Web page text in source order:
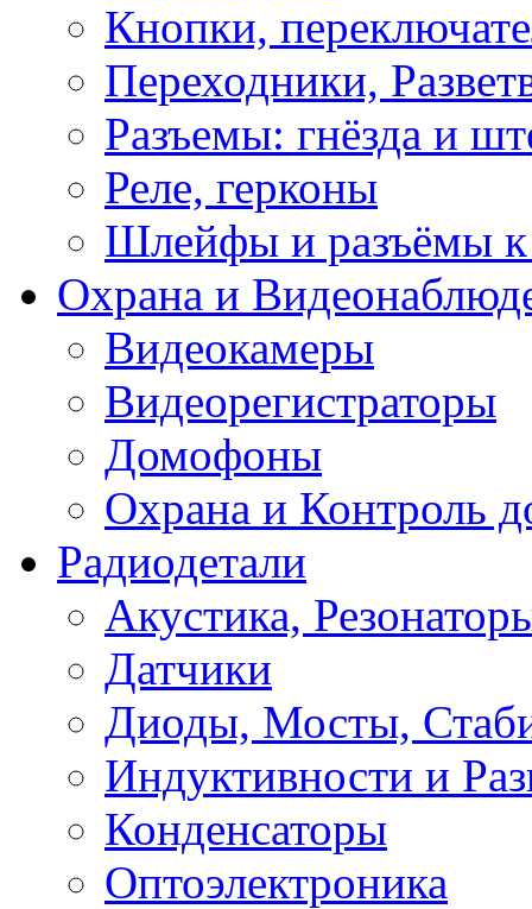
Кнопки,
Переходники,
Разъемы: гнёзда и
Реле, герконы
Шлейфы и разъёмы
Охрана и
Видеокамеры
Видеорегистраторы
Домофоны
Охрана и Контроль
Радиодетали
Акустика,
Датчики
Диоды, Мосты,
Индуктивности и
Конденсаторы
Оптоэлектроника